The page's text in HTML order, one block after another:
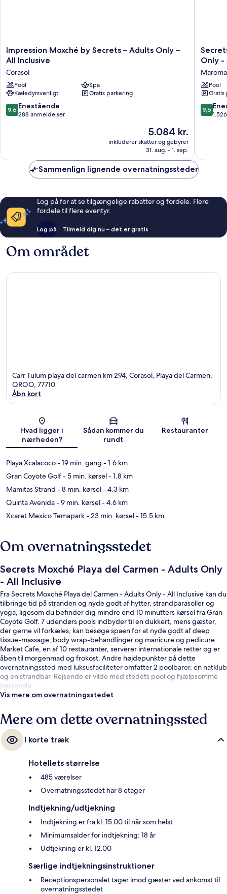
Impression
Moxché
Secrets
–
Adults
Only
–
Impression Moxché by Secrets – Adults Only –
All Inclusive
Corasol
Pool
Spa
Kæledyrsvenligt
Gratis parkering
9.6
ud
anmeldelser
9,6 Enestående
288 anmeldelser
Prisen
er
5.084 kr.
5.084 kr.
inkluderer skatter og gebyrer
31. aug. - 1. sep.
Secrets
Maroma
Beach
Riviera
Cancun
-
Adults
Only
Only -
Maroma
Pool
Gratis
9.6
ud
9,6
Sammenlign lignende overnatningssteder
Log på for at se tilgængelige rabatter og fordele. Flere
fordele til flere eventyr.
Log på Tilmeld dig nu – det er gratis
Om området
Carr Tulum playa del carmen km 294, Corasol, Playa del Carmen,
QROO, 77710
Åbn kort
Hvad ligger i
nærheden?
Sådan kommer du
rundt
Restauranter
Playa Xcalacoco- 19 min. gang - 1.6 km
Gran Coyote Golf- 5 min. kørsel- 1.8 km
Mamitas Strand - 8 min. kørsel- 4.3 km
Quinta Avenida- 9 min. kørsel- 4.6 km
Xcaret Mexico Temapark- 23 min. kørsel- 15.5 km
Om overnatningsstedet
Secrets Moxché Playa del Carmen - Adults Only
- All Inclusive
Fra Secrets Moxché Playa del Carmen - Adults Only - All Inclusive kan du
tilbringe tid på stranden og nyde godt af hytter, strandparasoller og
yoga, ligesom du befinder dig mindre end 10 minutters kørsel fra Gran
Coyote Golf. 7 udendørs pools indbyder til en dukkert, mens gæster,
der gerne vil forkæles, kan besøge spaen for at nyde godt af deep
tissue-massage, body wrap-behandlinger og manicure og pedicure.
Market Cafe, en af 10 restauranter, serverer internationale retter og er
åben til morgenmad og frokost. Andre højdepunkter på dette
overnatningssted med luksusfaciliteter omfatter 2 poolbarer, en natklub
og en strandbar. Rejsende er vilde med stedets pool og hjælpsomme
personale.
Vis mere om overnatningsstedet
Mere om dette overnatningssted
I korte træk
Hotellets størrelse
485 værelser
Overnatningsstedet har 8 etager
Indtjekning/udtjekning
Indtjekning er fra kl. 15.00 til når som helst
Minimumsalder for indtjekning: 18 år
Udtjekning er kl. 12.00
Særlige indtjekningsinstruktioner
Receptionspersonalet tager imod gæster ved ankomst til
overnatningsstedet